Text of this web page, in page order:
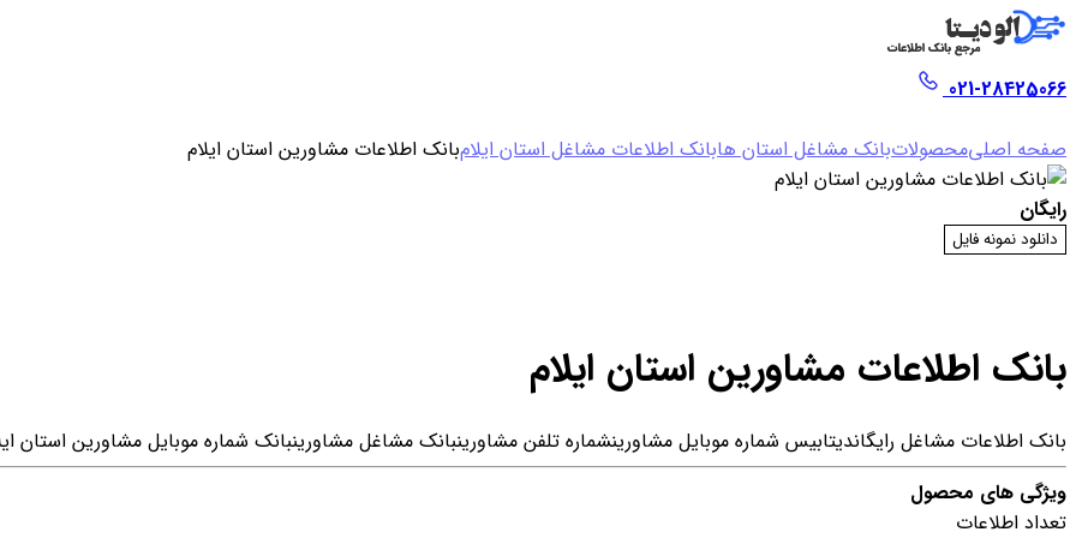
021-28425066
صفحه اصلیمحصولاتبانک مشاغل استان هابانک اطلاعات مشاغل استان ایلامبانک اطلاعات مشاورین استان ایلام
رایگان
دانلود نمونه فایل
بانک اطلاعات مشاورین استان ایلام
بانک اطلاعات مشاغل رایگاندیتابیس شماره موبایل مشاورینشماره تلفن مشاورینبانک مشاغل مشاورینبانک شماره موبایل مشاورین استان
ویژگی های محصول
تعداد اطلاعات